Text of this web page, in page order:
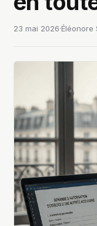
23 mai 2026·Éléonore